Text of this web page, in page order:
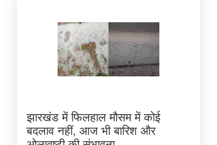
झारखंड में फिलहाल मौसम में कोई
बदलाव नहीं, आज भी बारिश और